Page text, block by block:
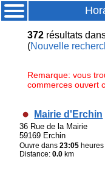
372résultats
(Nouvelle
Remarque: vous
commerces ouvert
Mairie d'Erchin
36 Rue de la Mairie
59169 Erchin
Ouvre dans23:05 heures
Distance:0.0 km